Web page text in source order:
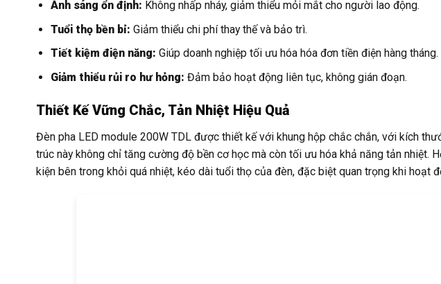
Ánh sáng ổn định: Không nhấp nháy, giảm thiểu mỏi mắt cho người lao động.
Tuổi thọ bền bỉ: Giảm thiểu chi phí thay thế và bảo trì.
Tiết kiệm điện năng: Giúp doanh nghiệp tối ưu hóa hóa đơn tiền điện hàng tháng.
Giảm thiểu rủi ro hư hỏng: Đảm bảo hoạt động liên tục, không gián đoạn.
Thiết Kế Vững Chắc, Tản Nhiệt Hiệu Quả
Đèn pha LED module 200W TDL được thiết kế với khung hộp chắc chắn, với kích
trúc này không chỉ tăng cường độ bền cơ học mà còn tối ưu hóa khả năng tản nhiệt.
kiện bên trong khỏi quá nhiệt, kéo dài tuổi thọ của đèn, đặc biệt quan trọng khi hoạt